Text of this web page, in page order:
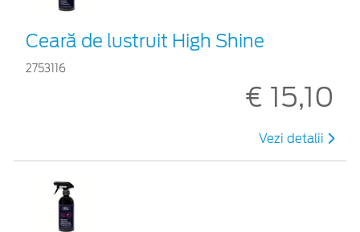
Ceară de lustruit High Shine
2753116
€ 15,10
Vezi detalii